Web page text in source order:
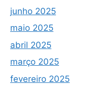
junho 2025
maio 2025
abril 2025
março 2025
fevereiro 2025